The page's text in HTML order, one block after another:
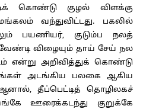
கொண்டு குழல் விளக்கு
வந்துவிட்டது. பகலில்
பயணியர், குடும்ப நலத்
விழையும் தாய் சேய் நல
என்று அறிவித்துக் கொண்டு
அடங்கிய பலகை ஆகிய
தீப்பெட்டித் தொழிலகச்
இங்கே ஊரைக்கடந்து குறுக்கே